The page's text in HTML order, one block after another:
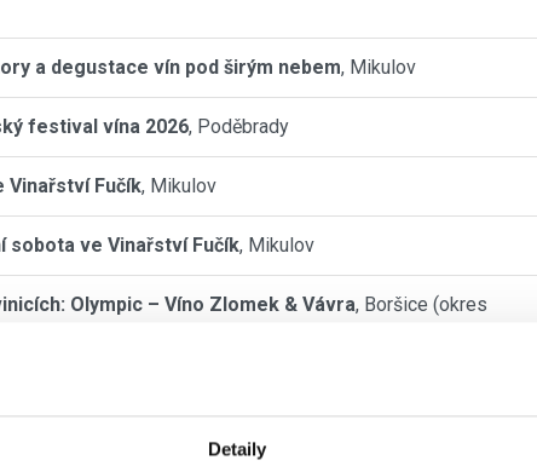
Detaily
a degustace vín pod širým nebem, Mikulov
festival vína 2026, Poděbrady
Vinařství Fučík, Mikulov
sobota ve Vinařství Fučík, Mikulov
Olympic – Víno Zlomek & Vávra, Boršice (okres
pod hvězdami , Blatnice pod Svatým Antonínkem